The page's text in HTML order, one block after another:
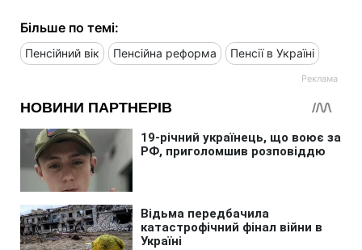
Більше по темі:
Пенсійний вік Пенсійна реформа Пенсії в Україні